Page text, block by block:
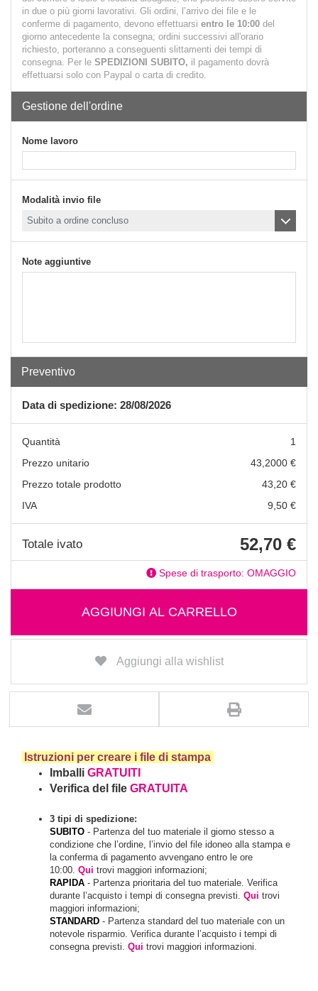
in due o più giorni lavorativi. Gli ordini, l’arrivo dei file e le
conferme di pagamento, devono effettuarsi entro le 10:00 del
giorno antecedente la consegna; ordini successivi all'orario
richiesto, porteranno a conseguenti slittamenti dei tempi di
consegna. Per le SPEDIZIONI SUBITO, il pagamento dovrà
effettuarsi solo con Paypal o carta di credito.
Gestione dell'ordine
Nome lavoro
Modalità invio file
Note aggiuntive
Preventivo
Data di spedizione: 28/08/2026
Quantità
1
Prezzo unitario
43,2000 €
Prezzo totale prodotto
43,20 €
IVA
9,50 €
Totale ivato 52,70 €
Spese di trasporto: OMAGGIO
AGGIUNGI AL CARRELLO
Aggiungi alla wishlist
Istruzioni per creare i file di stampa
Imballi GRATUITI
Verifica del file GRATUITA
3 tipi di spedizione:
SUBITO - Partenza del tuo materiale il giorno stesso a
condizione che l’ordine, l’invio del file idoneo alla stampa e
la conferma di pagamento avvengano entro le ore
10:00. Qui trovi maggiori informazioni;
RAPIDA - Partenza prioritaria del tuo materiale. Verifica
durante l’acquisto i tempi di consegna previsti. Qui trovi
maggiori informazioni;
STANDARD - Partenza standard del tuo materiale con un
notevole risparmio. Verifica durante l’acquisto i tempi di
consegna previsti. Qui trovi maggiori informazioni.